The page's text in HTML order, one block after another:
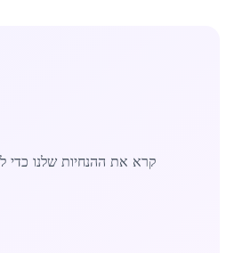
קרא את ההנחיות שלנו כדי